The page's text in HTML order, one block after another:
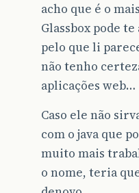
acho que é o
Glassbox pode
pelo que li
não tenho
aplicações web…
Caso ele não
com o java que
muito mais
o nome, teria